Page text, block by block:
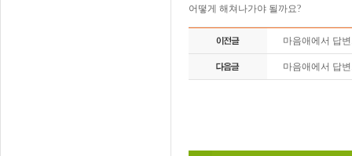
어떻게 해쳐나가야 될까요?
마음애에서 답
마음애에서 답